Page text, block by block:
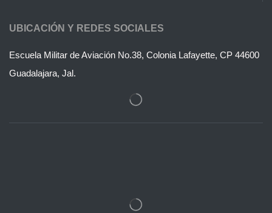
UBICACIÓN Y REDES SOCIALES
Escuela Militar de Aviación No.38, Colonia Lafayette, CP 44600
Guadalajara, Jal.